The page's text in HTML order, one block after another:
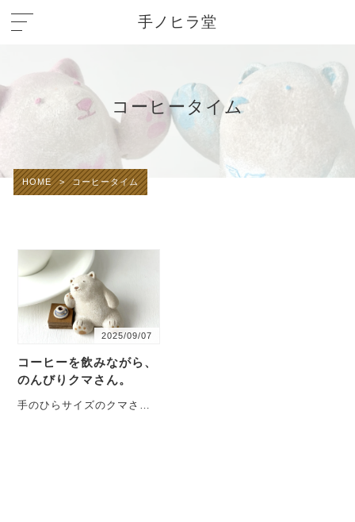
手ノヒラ堂
コーヒータイム
HOME > コーヒータイム
2025/09/07
コーヒーを飲みながら、
のんびりクマさん。
手のひらサイズのクマさん